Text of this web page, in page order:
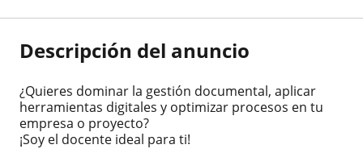
Descripción del anuncio
¿Quieres dominar la gestión documental, aplicar
herramientas digitales y optimizar procesos en tu
empresa o proyecto?
¡Soy el docente ideal para ti!